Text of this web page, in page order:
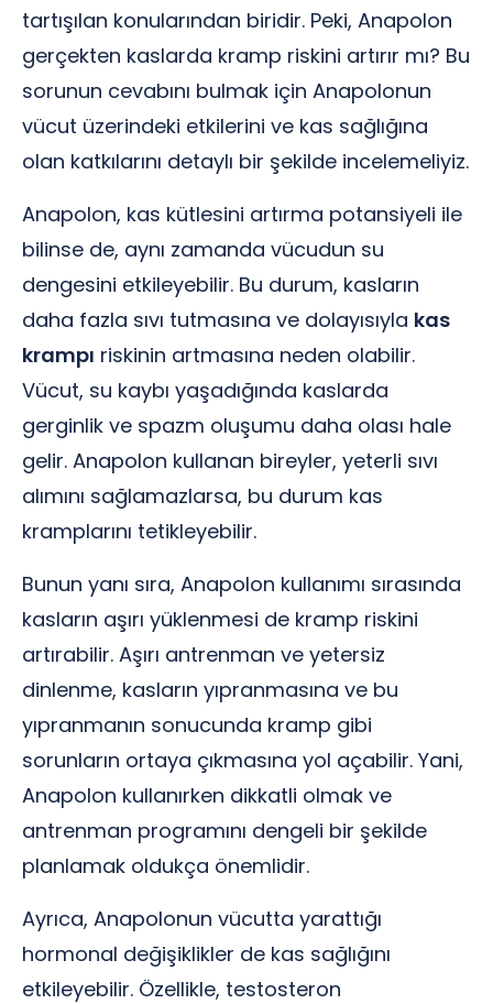
tartışılan konularından biridir. Peki, Anapolon
gerçekten kaslarda kramp riskini artırır mı? Bu
sorunun cevabını bulmak için Anapolonun
vücut üzerindeki etkilerini ve kas sağlığına
olan katkılarını detaylı bir şekilde incelemeliyiz.
Anapolon, kas kütlesini artırma potansiyeli ile
bilinse de, aynı zamanda vücudun su
dengesini etkileyebilir. Bu durum, kasların
daha fazla sıvı tutmasına ve dolayısıyla kas
krampı riskinin artmasına neden olabilir.
Vücut, su kaybı yaşadığında kaslarda
gerginlik ve spazm oluşumu daha olası hale
gelir. Anapolon kullanan bireyler, yeterli sıvı
alımını sağlamazlarsa, bu durum kas
kramplarını tetikleyebilir.
Bunun yanı sıra, Anapolon kullanımı sırasında
kasların aşırı yüklenmesi de kramp riskini
artırabilir. Aşırı antrenman ve yetersiz
dinlenme, kasların yıpranmasına ve bu
yıpranmanın sonucunda kramp gibi
sorunların ortaya çıkmasına yol açabilir. Yani,
Anapolon kullanırken dikkatli olmak ve
antrenman programını dengeli bir şekilde
planlamak oldukça önemlidir.
Ayrıca, Anapolonun vücutta yarattığı
hormonal değişiklikler de kas sağlığını
etkileyebilir. Özellikle, testosteron